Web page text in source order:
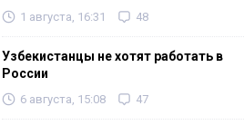
1 августа, 16:31 48
Узбекистанцы не хотят работать в
России
6 августа, 15:08 47